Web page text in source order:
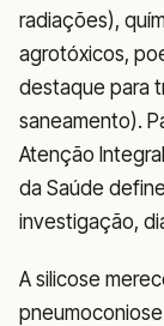
radiações),
agrotóxicos,
destaque para
saneamento).
Atenção
da Saúde
investigação,
A silicose